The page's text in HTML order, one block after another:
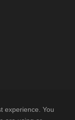
experience. You